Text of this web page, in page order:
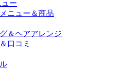
ー
ニュー＆商品
＆ヘアアレンジ
口コミ